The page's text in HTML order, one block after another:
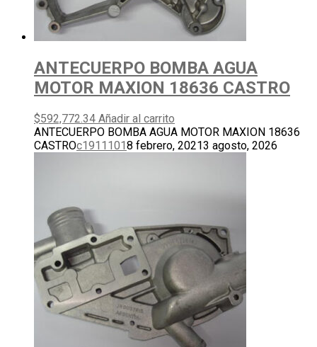
ANTECUERPO BOMBA AGUA
MOTOR MAXION 18636 CASTRO
$592,772.34 Añadir al carrito
ANTECUERPO BOMBA AGUA MOTOR MAXION 18636
CASTROc1911101 8 febrero, 20213 agosto, 2026